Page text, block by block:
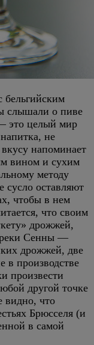
бельгийским
слышали о пиве
это целый мир
не
напоминает
вином и сухим
методу
сусло оставляют
чтобы в нем
что своим
дрожжей,
реки Сенны —
дрожжей, две
в производстве
произвести
другой точке
видно, что
Брюсселя (и
в самой